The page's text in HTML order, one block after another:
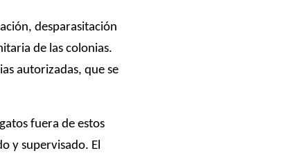
desparasitación
de las colonias.
autorizadas, que se
fuera de estos
y supervisado. El